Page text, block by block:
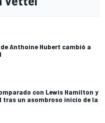
Anthoine Hubert cambió a
con Lewis Hamilton y
tras un asombroso inicio de la